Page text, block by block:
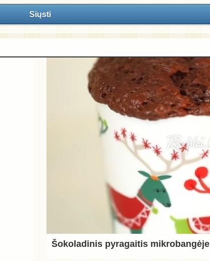
Siųsti
Šokoladinis pyragaitis mikrobangėje